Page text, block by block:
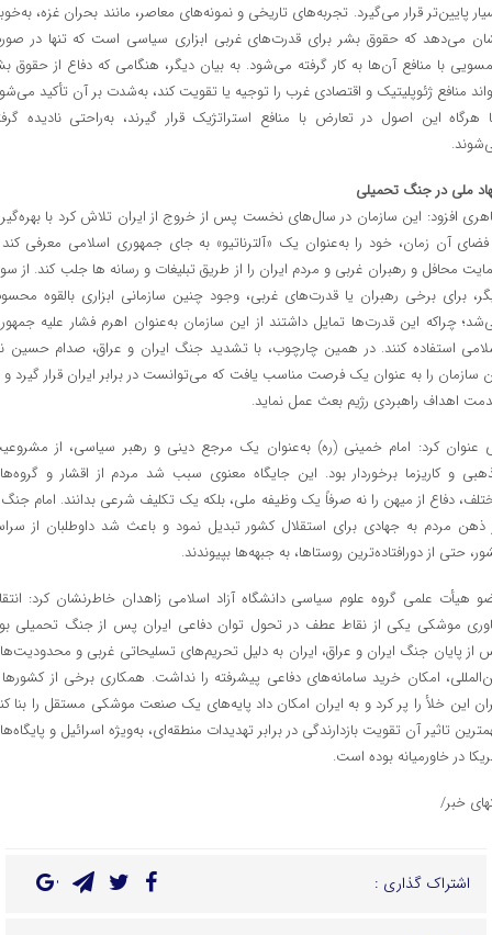
پایین‌تر قرار می‌گیرد. تجربه‌های تاریخی و نمونه‌های معاصر، مانند بحران غزه،
می‌دهد که حقوق بشر برای قدرت‌های غربی ابزاری سیاسی است که تنها در
با منافع آن‌ها به کار گرفته می‌شود. به بیان دیگر، هنگامی که دفاع از حقوق
منافع ژئوپلیتیک و اقتصادی غرب را توجیه یا تقویت کند، به‌شدت بر آن تأکید
هرگاه این اصول در تعارض با منافع استراتژیک قرار گیرند، به‌راحتی نادیده
ملی در جنگ تحمیلی
افزود: این سازمان در سال‌های نخست پس از خروج از ایران تلاش کرد با
فضای آن زمان، خود را به‌عنوان یک «آلترناتیو» به جای جمهوری اسلامی معرفی
محافل و رهبران غربی و مردم ایران را از طریق تبلیغات و رسانه ها جلب کند. از
برای برخی رهبران یا قدرت‌های غربی، وجود چنین سازمانی ابزاری بالقوه
چراکه این قدرت‌ها تمایل داشتند از این سازمان به‌عنوان اهرم فشار علیه
استفاده کنند. در همین چارچوب، با تشدید جنگ ایران و عراق، صدام حسین
سازمان را به عنوان یک فرصت مناسب یافت که می‌توانست در برابر ایران قرار گیرد و
اهداف راهبردی رژیم بعث عمل نماید.
عنوان کرد: امام خمینی (ره) به‌عنوان یک مرجع دینی و رهبر سیاسی، از
و کاریزما برخوردار بود. این جایگاه معنوی سبب شد مردم از اقشار و
دفاع از میهن را نه صرفاً یک وظیفه ملی، بلکه یک تکلیف شرعی بدانند. امام جنگ
ذهن مردم به جهادی برای استقلال کشور تبدیل نمود و باعث شد داوطلبان از
حتی از دورافتاده‌ترین روستاها، به جبهه‌ها بپیوندند.
هیأت علمی گروه علوم سیاسی دانشگاه آزاد اسلامی زاهدان خاطرنشان کرد:
موشکی یکی از نقاط عطف در تحول توان دفاعی ایران پس از جنگ تحمیلی
از پایان جنگ ایران و عراق، ایران به دلیل تحریم‌های تسلیحاتی غربی و
امکان خرید سامانه‌های دفاعی پیشرفته را نداشت. همکاری برخی از کشورها
این خلأ را پر کرد و به ایران امکان داد پایه‌های یک صنعت موشکی مستقل را بنا
تاثیر آن تقویت بازدارندگی در برابر تهدیدات منطقه‌ای، به‌ویژه اسرائیل و
در خاورمیانه بوده است.
خبر/
اشتراک گذاری :